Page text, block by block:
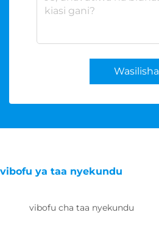
Wasilisha
vibofu ya taa nyekundu
vibofu cha taa nyekundu